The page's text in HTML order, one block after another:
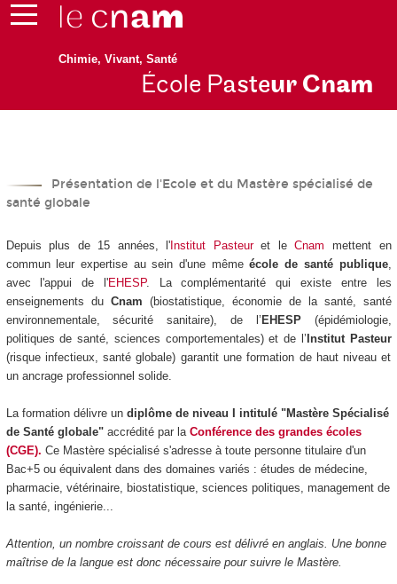
Chimie, Vivant, Santé
École Pasteur Cnam
Présentation de l'Ecole et du Mastère spécialisé de
santé globale
Depuis plus de 15 années, l' Institut Pasteuret leCnam mettent en
commun leur expertise au sein d'une mêmeécole de santé publique,
avec l'appui de l'EHESP. La complémentarité qui existe entre les
enseignements du Cnam (biostatistique, économie de la santé, santé
environnementale, sécurité sanitaire), de l’ EHESP(épidémiologie,
politiques de santé, sciences comportementales) et de l’ Institut Pasteur
(risque infectieux, santé globale) garantit une formation de haut niveau et
un ancrage professionnel solide.
La formation délivre un diplôme de niveau I intitulé "Mastère Spécialisé
de Santé globale" accrédité par la Conférence des grandes écoles
(CGE). Ce Mastère spécialisé s'adresse à toute personne titulaire d'un
Bac+5 ou équivalent dans des domaines variés : études de médecine,
pharmacie, vétérinaire, biostatistique, sciences politiques, management de
la santé, ingénierie...
Attention, un nombre croissant de cours est délivré en anglais. Une bonne
maîtrise de la langue est donc nécessaire pour suivre le Mastère.